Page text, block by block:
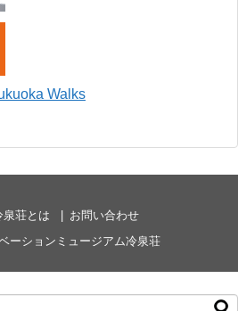
泉荘とは
お問い合わせ
ーションミュージアム冷泉荘